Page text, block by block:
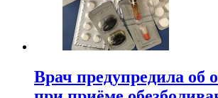
Врач предупредила об